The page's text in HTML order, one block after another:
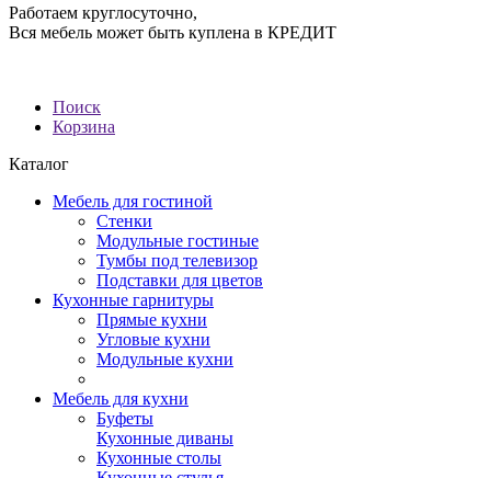
Работаем круглосуточно,
Вся мебель может быть куплена в КРЕДИТ
Поиск
Корзина
Каталог
Мебель для гостиной
Стенки
Модульные гостиные
Тумбы под телевизор
Подставки для цветов
Кухонные гарнитуры
Прямые кухни
Угловые кухни
Модульные кухни
Мебель для кухни
Буфеты
Кухонные диваны
Кухонные столы